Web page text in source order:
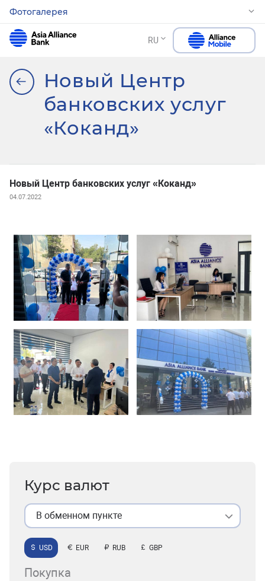
Фотогалерея
RU
Новый Центр
банковских услуг
«Коканд»
Новый Центр банковских услуг «Коканд»
04.07.2022
Курс валют
В обменном пункте
USD EUR RUB GBP
Покупка